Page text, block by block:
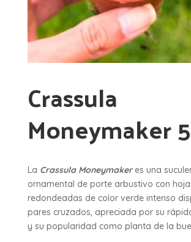
Crassula
Moneymaker
La Crassula Moneymaker es una
ornamental de porte arbustivo con
redondeadas de color verde intenso
pares cruzados, apreciada por su
y su popularidad como planta de la